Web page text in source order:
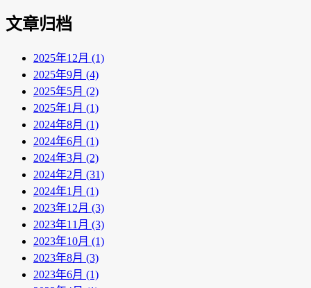
文章归档
2025年12月 (1)
2025年9月 (4)
2025年5月 (2)
2025年1月 (1)
2024年8月 (1)
2024年6月 (1)
2024年3月 (2)
2024年2月 (31)
2024年1月 (1)
2023年12月 (3)
2023年11月 (3)
2023年10月 (1)
2023年8月 (3)
2023年6月 (1)